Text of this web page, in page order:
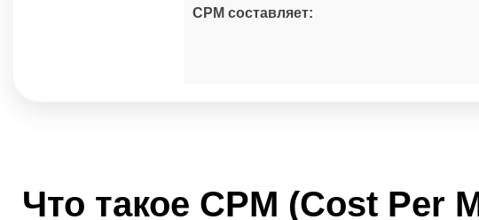
CPM составляет:
Что такое CPM (Cost Per